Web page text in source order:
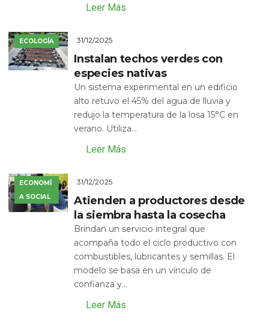
Leer Más
ECOLOGÍA 31/12/2025
Instalan techos verdes con
especies nativas
Un sistema experimental en un edificio
alto retuvo el 45% del agua de lluvia y
redujo la temperatura de la losa 15°C en
verano. Utiliza...
Leer Más
ECONOMÍ
A SOCIAL
31/12/2025
Atienden a productores desde
la siembra hasta la cosecha
Brindan un servicio integral que
acompaña todo el ciclo productivo con
combustibles, lubricantes y semillas. El
modelo se basa en un vínculo de
confianza y...
Leer Más